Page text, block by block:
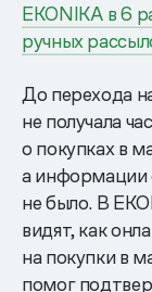
EKONIKA в 6
ручных
До перехода
не получала
о покупках в
а информации
не было. В
видят, как
на покупки в
помог